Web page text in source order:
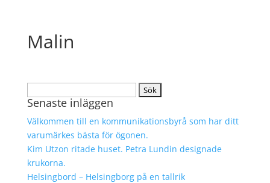
Malin
efter:
Senaste inläggen
Välkommen till en kommunikationsbyrå som har ditt
varumärkes bästa för ögonen.
Kim Utzon ritade huset. Petra Lundin designade
krukorna.
Helsingbord – Helsingborg på en tallrik